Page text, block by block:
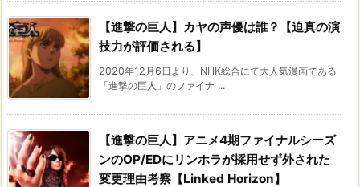
【進撃の巨人】カヤの声優は誰？【迫真の演
技力が評価される】
2020年12月6日より、NHK総合にて大人気漫画である
「進撃の巨人」のファイナ ...
【進撃の巨人】アニメ4期ファイナルシーズ
ンのOP/EDにリンホラが採用せず外された
変更理由考察【Linked Horizon】